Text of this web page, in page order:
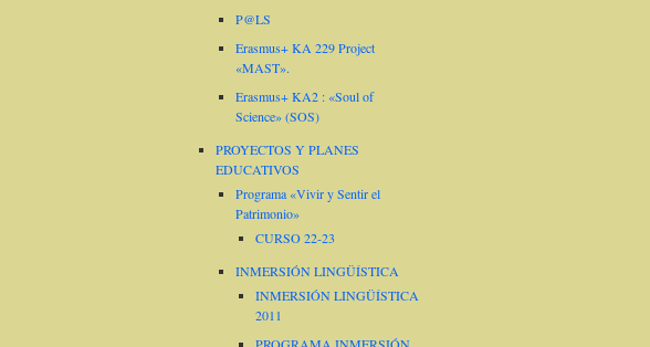
P@LS
Erasmus+ KA 229 Project
«MAST».
Erasmus+ KA2 : «Soul of
Science» (SOS)
PROYECTOS Y PLANES
EDUCATIVOS
Programa «Vivir y Sentir el
Patrimonio»
CURSO 22-23
INMERSIÓN LINGÜÍSTICA
INMERSIÓN LINGÜÍSTICA
2011
PROGRAMA INMERSIÓN